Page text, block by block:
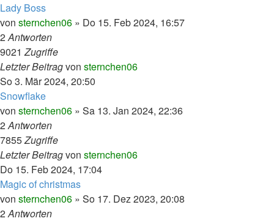
Lady Boss
von sternchen06 » Do 15. Feb 2024, 16:57
2Antworten
9021Zugriffe
Letzter Beitragvon sternchen06
So 3. Mär 2024, 20:50
Snowflake
von sternchen06 » Sa 13. Jan 2024, 22:36
2Antworten
7855Zugriffe
Letzter Beitragvon sternchen06
Do 15. Feb 2024, 17:04
Magic of christmas
von sternchen06 » So 17. Dez 2023, 20:08
2Antworten